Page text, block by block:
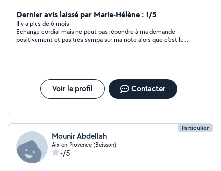
Dernier avis laissé par Marie-Hélène : 1/5
Il y a plus de 6 mois
Echange cordial mais ne peut pas répondre à ma demande
positivement et pas très sympa sur ma note alors que c'est lui
Voir le profil Contacter
Particulier
Mounir Abdellah
Aix-en-Provence (Beisson)
-/5